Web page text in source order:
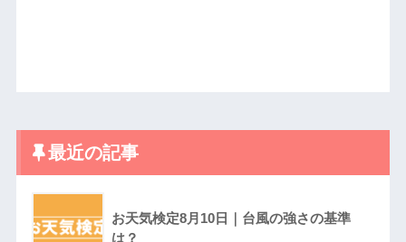
最近の記事
お天気検定8月10日｜台風の強さの基準
は？